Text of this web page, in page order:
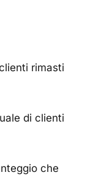
rimasti
di clienti
che